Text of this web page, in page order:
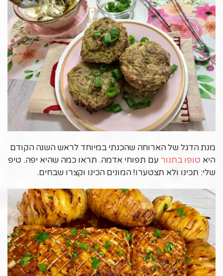
מנת הדגל של הארוחה שהכנתי במיוחד לראש השנה הקודם
היא טופו בתנור עם תפוחי אדמה. תראו כמה שהיא יפה. טיפ
שלי: תכינו ולא תצטערו! המונים הכינו וקצרו שבחים.